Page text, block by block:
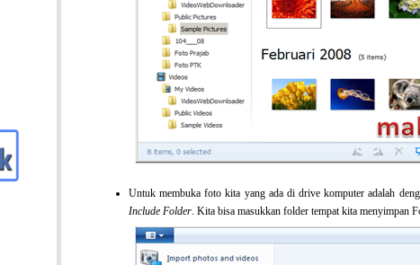
Untuk membuka foto kita yang ada di drive komputer adalah
Include Folder. Kita bisa masukkan folder tempat kita menyimpan